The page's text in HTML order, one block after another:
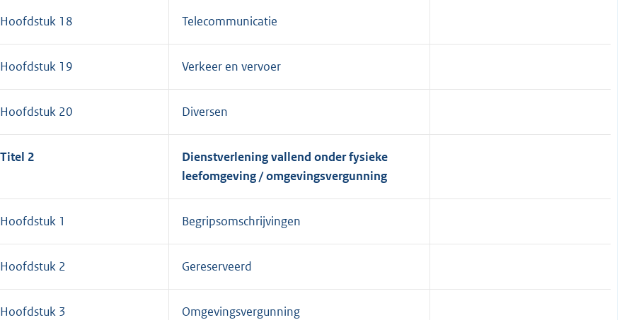
Hoofdstuk 18 Telecommunicatie
Hoofdstuk 19 Verkeer en vervoer
Hoofdstuk 20 Diversen
Titel 2
Dienstverlening vallend onder fysieke
leefomgeving / omgevingsvergunning
Hoofdstuk 1 Begripsomschrijvingen
Hoofdstuk 2 Gereserveerd
Hoofdstuk 3 Omgevingsvergunning